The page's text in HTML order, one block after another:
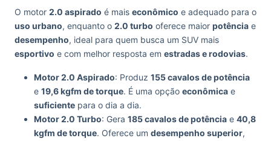
O motor 2.0 aspirado é mais econômico e adequado para o
uso urbano, enquanto o 2.0 turbo oferece maior potência e
desempenho, ideal para quem busca um SUV mais
esportivo e com melhor resposta em estradas e rodovias.
Motor 2.0 Aspirado: Produz 155 cavalos de potência
e 19,6 kgfm de torque. É uma opção econômica e
suficiente para o dia a dia.
Motor 2.0 Turbo: Gera 185 cavalos de potência e 40,8
kgfm de torque. Oferece um desempenho superior,